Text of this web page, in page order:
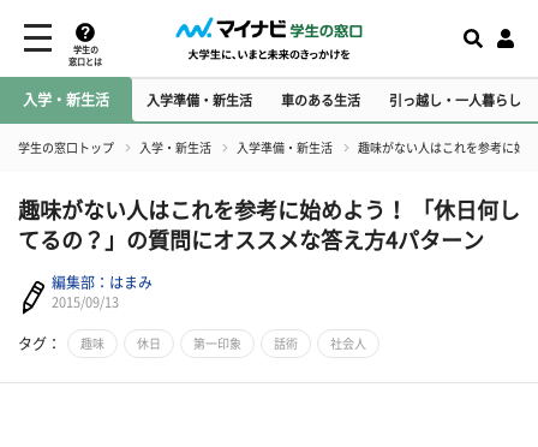
学生の
窓口とは
入学・新生活 入学準備・新生活 車のある生活 引っ越し・一人暮らし
学生の窓口トップ 入学・新生活 入学準備・新生活 趣味がない人はこれを参考に始
趣味がない人はこれを参考に始めよう！ 「休日何し
てるの？」の質問にオススメな答え方4パターン
編集部：はまみ
2015/09/13
タグ： 趣味 休日 第一印象 話術 社会人